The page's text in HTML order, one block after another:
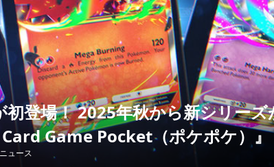
登場！ 2025年秋から新シリーズ
Game Pocket（ポケポケ）』
ュース